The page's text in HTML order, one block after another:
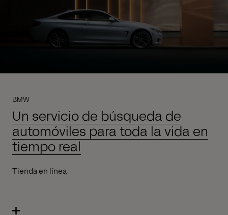
BMW
Un servicio de búsqueda de
automóviles para toda la vida en
tiempo real
Tienda en línea